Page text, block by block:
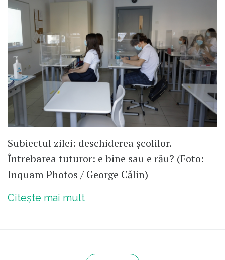
Subiectul zilei: deschiderea școlilor.
Întrebarea tuturor: e bine sau e rău? (Foto:
Inquam Photos / George Călin)
Citește mai mult